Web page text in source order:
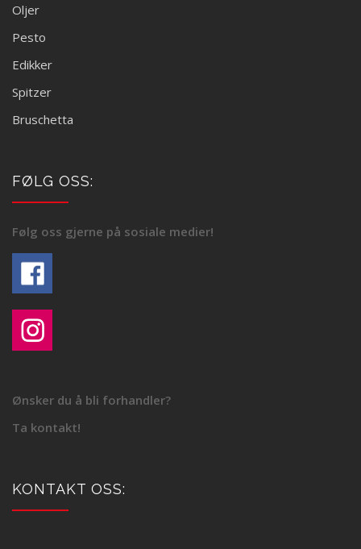
Oljer
Pesto
Edikker
Spitzer
Bruschetta
FØLG OSS:
Følg oss gjerne på sosiale medier!
Ønsker du å bli forhandler?
Ta kontakt!
KONTAKT OSS: